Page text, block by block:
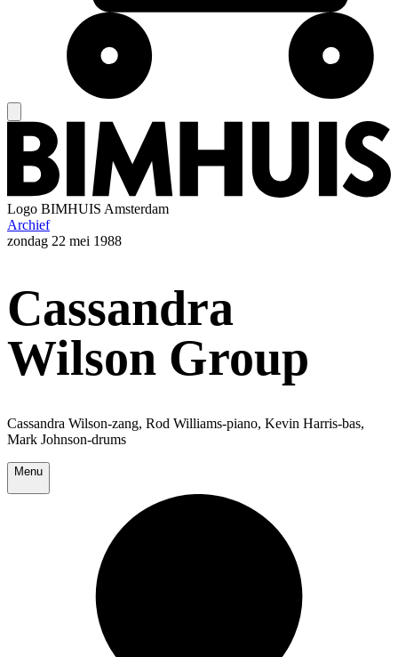
Logo BIMHUIS Amsterdam
Archief
zondag 22 mei 1988
Cassandra
Wilson Group
Cassandra Wilson-zang, Rod Williams-piano, Kevin Harris-bas,
Mark Johnson-drums
Menu